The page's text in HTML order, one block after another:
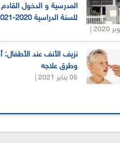
المدرسية و الدخول القادم
للسنة الدراسية 2020-2021
نزيف الأنف عند الأطفال:
وطرق علاجه
05 يناير 2021 |